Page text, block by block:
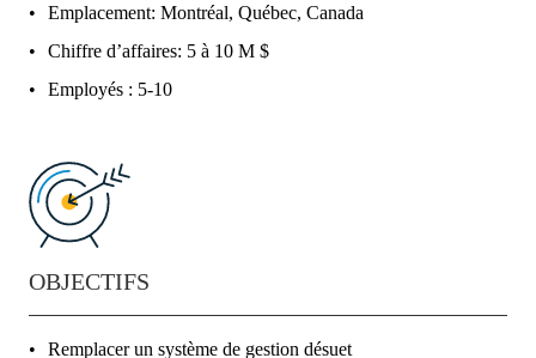
Emplacement: Montréal, Québec, Canada
Chiffre d’affaires: 5 à 10 M $
Employés : 5-10
OBJECTIFS
Remplacer un système de gestion désuet